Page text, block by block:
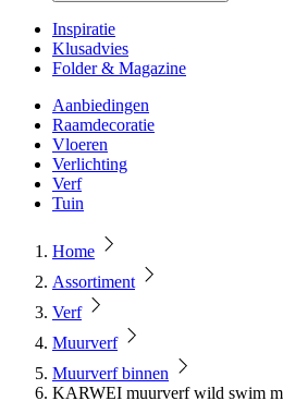
Inspiratie
Klusadvies
Folder & Magazine
Aanbiedingen
Raamdecoratie
Vloeren
Verlichting
Verf
Tuin
Home
Assortiment
Verf
Muurverf
Muurverf binnen
KARWEI muurverf wild swim